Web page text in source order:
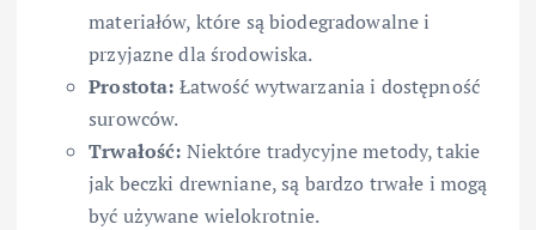
materiałów, które są biodegradowalne i
przyjazne dla środowiska.
Prostota: Łatwość wytwarzania i dostępność
surowców.
Trwałość: Niektóre tradycyjne metody, takie
jak beczki drewniane, są bardzo trwałe i mogą
być używane wielokrotnie.